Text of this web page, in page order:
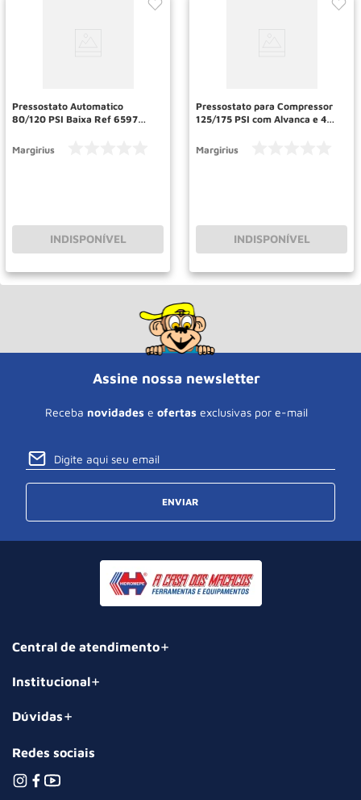
Pressostato Automatico
80/120 PSI Baixa Ref 6597
Margirius
INDISPONÍVEL
Pressostato para Compressor
125/175 PSI com Alvanca e 4
Margirius
INDISPONÍVEL
Assine nossa newsletter
Receba novidades e ofertas exclusivas por e-mail
ENVIAR
Central de atendimento
Institucional
Dúvidas
Redes sociais